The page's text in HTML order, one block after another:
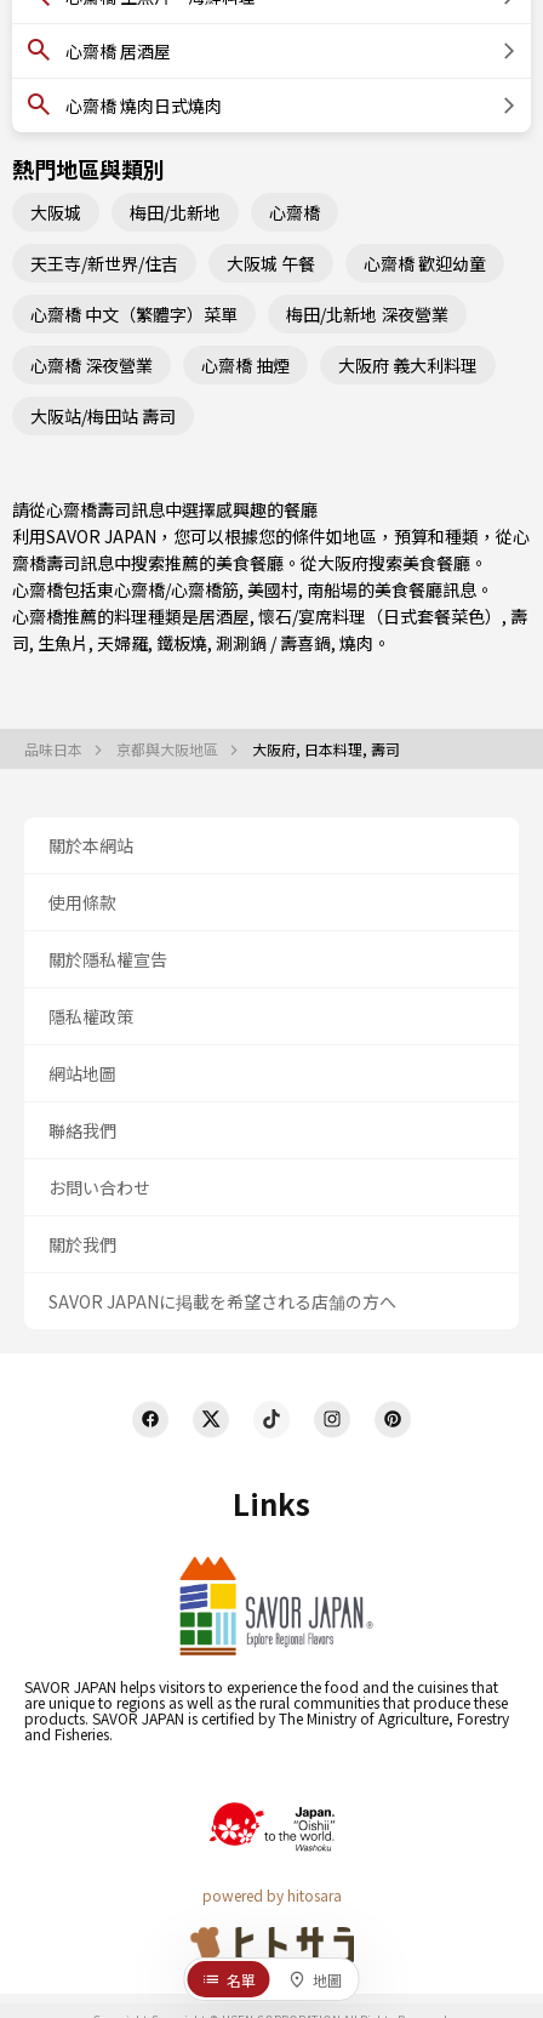
心齋橋 居酒屋
心齋橋 燒肉日式燒肉
熱門地區與類別
大阪城 梅田/北新地 心齋橋
天王寺/新世界/住吉 大阪城 午餐 心齋橋 歡迎幼童
心齋橋 中文（繁體字）菜單 梅田/北新地 深夜營業
心齋橋 深夜營業 心齋橋 抽煙 大阪府 義大利料理
大阪站/梅田站 壽司
請從心齋橋壽司訊息中選擇感興趣的餐廳
利用SAVOR JAPAN，您可以根據您的條件如地區，預算和種類，從心
齋橋壽司訊息中搜索推薦的美食餐廳。從大阪府搜索美食餐廳。
心齋橋包括東心齋橋/心齋橋筋, 美國村, 南船場的美食餐廳訊息。
心齋橋推薦的料理種類是居酒屋, 懷石/宴席料理（日式套餐菜色） , 壽
司, 生魚片 , 天婦羅, 鐵板燒, 涮涮鍋 / 壽喜鍋, 燒肉 。
品味日本 京都與大阪地區 大阪府, 日本料理, 壽司
Links
SAVOR JAPAN helps visitors to experience the food and the cuisines that
are unique to regions as well as the rural communities that produce these
products. SAVOR JAPAN is certified by The Ministry of Agriculture, Forestry
and Fisheries.
powered by hitosara
關於本網站
使用條款
關於隱私權宣告
隱私權政策
網站地圖
聯絡我們
お問い合わせ
關於我們
SAVOR JAPANに掲載を希望される店舗の方へ
名單 地圖